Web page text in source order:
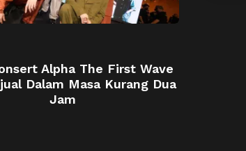
Alpha The First Wave
Dalam Masa Kurang Dua
Jam